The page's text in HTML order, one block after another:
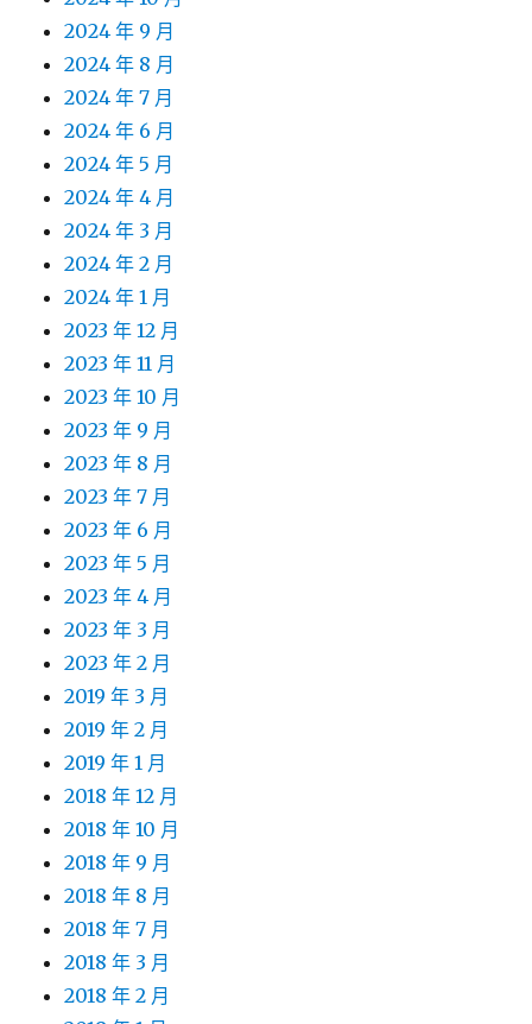
2024 年 9 月
2024 年 8 月
2024 年 7 月
2024 年 6 月
2024 年 5 月
2024 年 4 月
2024 年 3 月
2024 年 2 月
2024 年 1 月
2023 年 12 月
2023 年 11 月
2023 年 10 月
2023 年 9 月
2023 年 8 月
2023 年 7 月
2023 年 6 月
2023 年 5 月
2023 年 4 月
2023 年 3 月
2023 年 2 月
2019 年 3 月
2019 年 2 月
2019 年 1 月
2018 年 12 月
2018 年 10 月
2018 年 9 月
2018 年 8 月
2018 年 7 月
2018 年 3 月
2018 年 2 月